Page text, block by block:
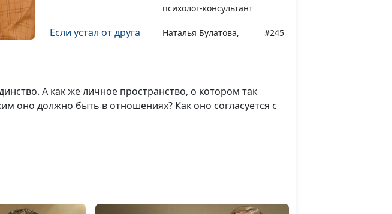
психолог-консультант
Если устал от друга
Наталья Булатова,
#245
дружбой
Мария Мараханова,
психолог-консультант
Смысл искать смысл
Юлия Синицына,
#242
А как же личное пространство, о котором так
оно должно быть в отношениях? Как оно согласуется с